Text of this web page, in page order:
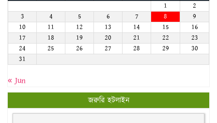
1
2
3
4 5 6 7 8
9
10
11 12 13 14 15
16
17
18 19 20 21 22
23
24
25 26 27 28 29
30
31
« Jun
জরুরি হটলাইন